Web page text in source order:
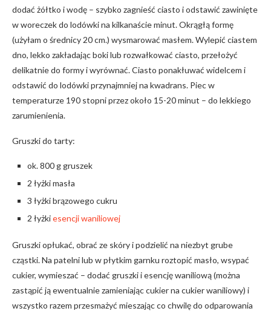
dodać żółtko i wodę – szybko zagnieść ciasto i odstawić zawinięte
w woreczek do lodówki na kilkanaście minut. Okrągłą formę
(użyłam o średnicy 20 cm.) wysmarować masłem. Wylepić ciastem
dno, lekko zakładając boki lub rozwałkować ciasto, przełożyć
delikatnie do formy i wyrównać. Ciasto ponakłuwać widelcem i
odstawić do lodówki przynajmniej na kwadrans. Piec w
temperaturze 190 stopni przez około 15-20 minut – do lekkiego
zarumienienia.
Gruszki do tarty:
ok. 800 g gruszek
2 łyżki masła
3 łyżki brązowego cukru
2 łyżkiesencji waniliowej
Gruszki opłukać, obrać ze skóry i podzielić na niezbyt grube
cząstki. Na patelni lub w płytkim garnku roztopić masło, wsypać
cukier, wymieszać – dodać gruszki i esencję waniliową (można
zastąpić ją ewentualnie zamieniając cukier na cukier waniliowy) i
wszystko razem przesmażyć mieszając co chwilę do odparowania